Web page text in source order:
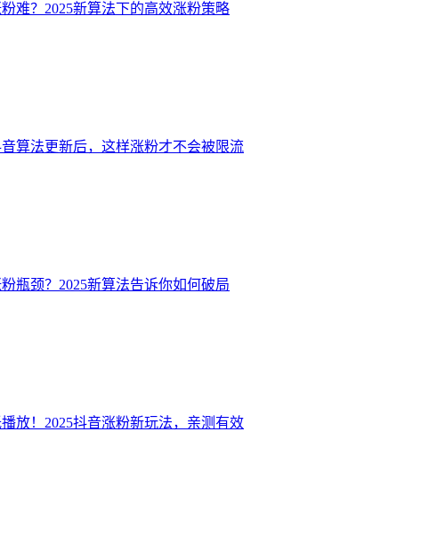
难？2025新算法下的高效涨粉策略
音算法更新后，这样涨粉才不会被限流
瓶颈？2025新算法告诉你如何破局
放！2025抖音涨粉新玩法，亲测有效